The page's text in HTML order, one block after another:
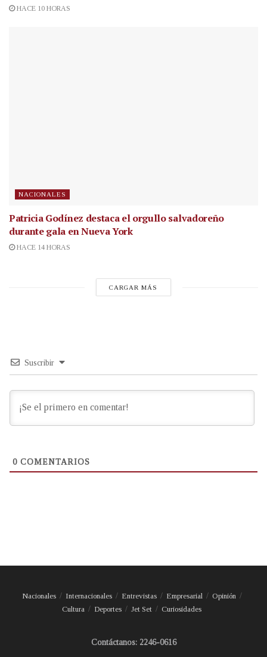
HACE 10 HORAS
NACIONALES
Patricia Godínez destaca el orgullo salvadoreño
durante gala en Nueva York
HACE 14 HORAS
CARGAR MÁS
Suscribir
0 COMENTARIOS
Nacionales Internacionales Entrevistas Empresarial
Opinión
Cultura
Deportes Jet Set Curiosidades
Contáctanos: 2246-0616